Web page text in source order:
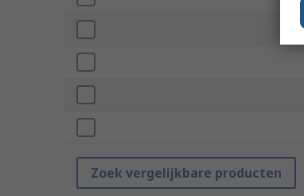
Zoek vergelijkbare producten